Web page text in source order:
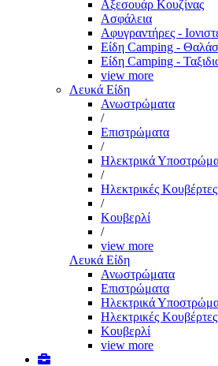
Αξεσουάρ Κουζίνας
Ασφάλεια
Αφυγραντήρες -
Είδη Camping -
Είδη Camping -
view more
Λευκά Είδη
Ανωστρώματα
/
Επιστρώματα
/
Ηλεκτρικά
/
Ηλεκτρικές Κουβέρτες
/
Κουβερλί
/
view more
Λευκά Είδη
Ανωστρώματα
Επιστρώματα
Ηλεκτρικά
Ηλεκτρικές Κουβέρτες
Κουβερλί
view more